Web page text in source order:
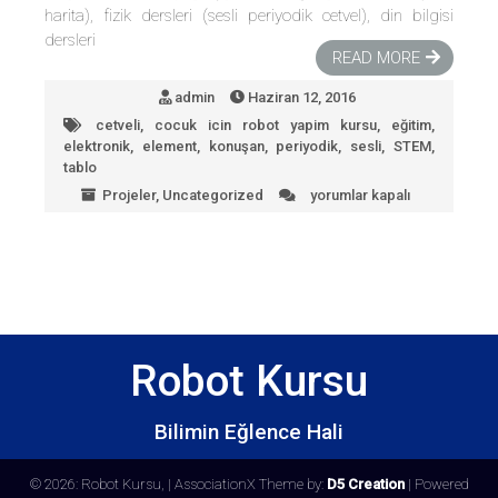
harita), fizik dersleri (sesli periyodik cetvel), din bilgisi
dersleri
READ MORE
admin
Haziran 12, 2016
cetveli, cocuk icin robot yapim kursu, eğitim,
elektronik, element, konuşan, periyodik, sesli,STEM,
tablo
Projeler, Uncategorized
Sesli
yorumlar kapalı
Robot Kursu
Bilimin Eğlence Hali
© 2026: Robot Kursu, | AssociationX Theme by: D5 Creation| Powered